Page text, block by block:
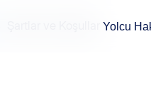
Yolcu